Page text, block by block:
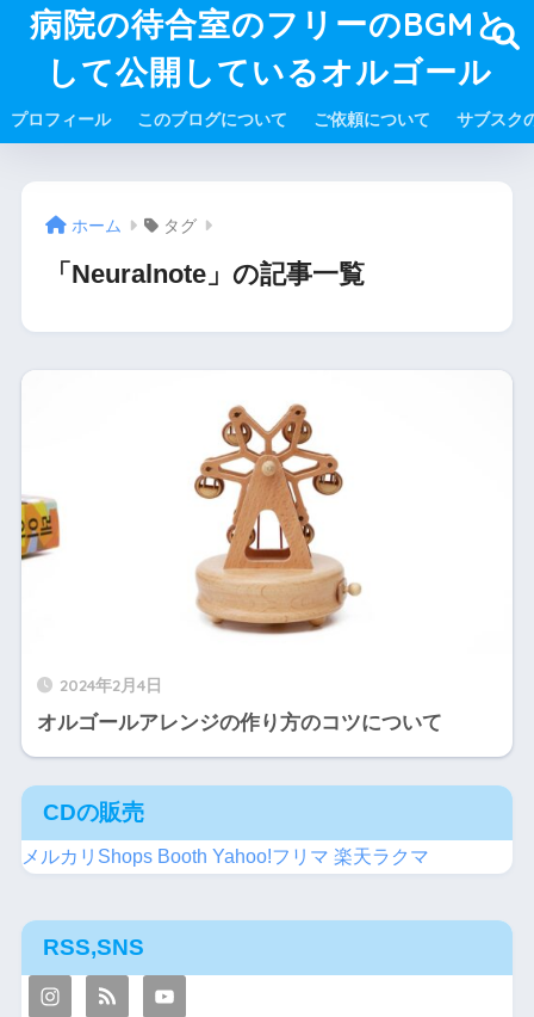
病院の待合室のフリーのBGMと
して公開しているオルゴール
プロフィール このブログについて ご依頼について サブスク
ホーム タグ
「Neuralnote」の記事一覧
2024年2月4日
オルゴールアレンジの作り方のコツについて
CDの販売
メルカリShops Booth Yahoo!フリマ 楽天ラクマ
RSS,SNS